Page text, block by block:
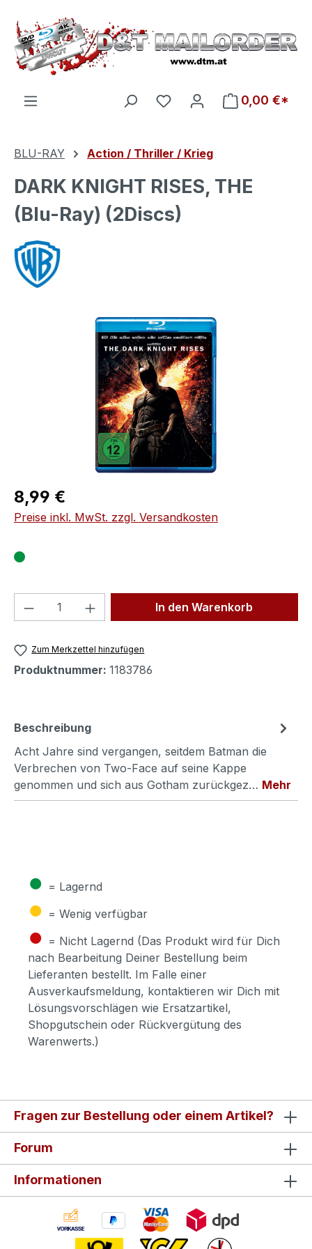
Zum Hauptinhalt springen
Du hast 0 Produkte auf
0,00 €*
BLU-RAY Action / Thriller / Krieg
DARK KNIGHT RISES, THE
(Blu-Ray) (2Discs)
Bildergalerie überspringen
Regulärer Preis:
8,99 €
Preise inkl. MwSt. zzgl. Versandkosten
Produkt Anzahl: Gib denIn den Warenkorb
Zum Merkzettel hinzufügen
Produktnummer: 1183786
Beschreibung
Acht Jahre sind vergangen, seitdem Batman die
Verbrechen von Two-Face auf seine Kappe
genommen und sich aus Gotham zurückgez… Mehr
● = Lagernd
● = Wenig verfügbar
● = Nicht Lagernd (Das Produkt wird für Dich
nach Bearbeitung Deiner Bestellung beim
Lieferanten bestellt. Im Falle einer
Ausverkaufsmeldung, kontaktieren wir Dich mit
Lösungsvorschlägen wie Ersatzartikel,
Shopgutschein oder Rückvergütung des
Warenwerts.)
Fragen zur Bestellung oder einem Artikel?
Forum
Informationen